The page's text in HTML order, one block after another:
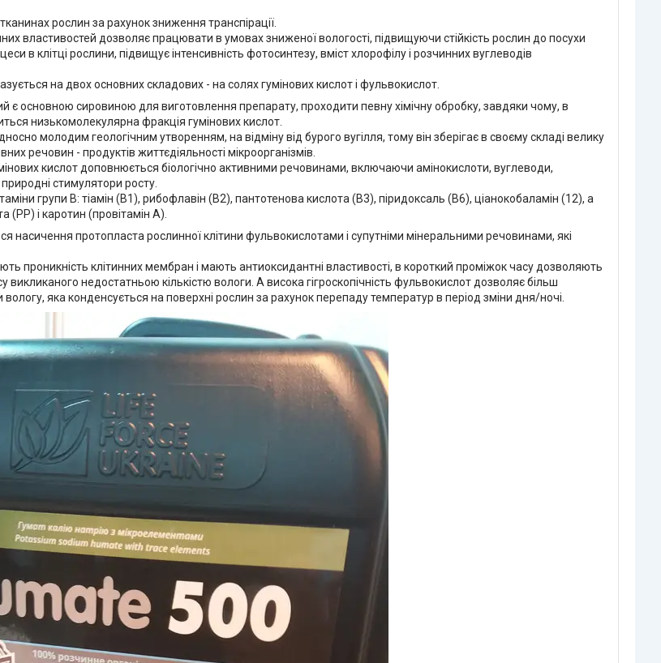
рослин за рахунок зниження транспірації.
властивостей дозволяє працювати в умовах зниженої вологості, підвищуючи стійкість рослин до посухи
в клітці рослини, підвищує інтенсивність фотосинтезу, вміст хлорофілу і розчинних вуглеводів
на двох основних складових - на солях гумінових кислот і фульвокислот.
є основною сировиною для виготовлення препарату, проходити певну хімічну обробку, завдяки чому, в
низькомолекулярна фракція гумінових кислот.
молодим геологічним утворенням, на відміну від бурого вугілля, тому він зберігає в своєму складі велику
речовин - продуктів життєдіяльності мікроорганізмів.
кислот доповнюється біологічно активними речовинами, включаючи амінокислоти, вуглеводи,
стимулятори росту.
групи В: тіамін (В1), рибофлавін (В2), пантотенова кислота (В3), піридоксаль (В6), ціанокобаламін (12), а
(РР) і каротин (провітамін А).
насичення протопласта рослинної клітини фульвокислотами і супутніми мінеральними речовинами, які
проникність клітинних мембран і мають антиоксидантні властивості, в короткий проміжок часу дозволяють
викликаного недостатньою кількістю вологи. А висока гігроскопічність фульвокислот дозволяє більш
яка конденсується на поверхні рослин за рахунок перепаду температур в період зміни дня/ночі.